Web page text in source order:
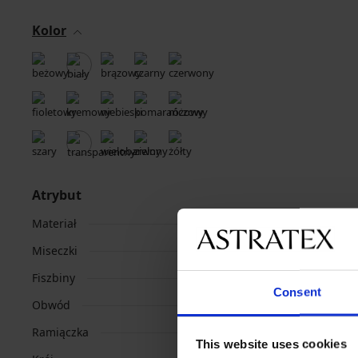
Consent
This website uses cookies
Kolor
Atrybut
Materiał
Miseczki
Fiszbiny
Obwód
Ramiączka